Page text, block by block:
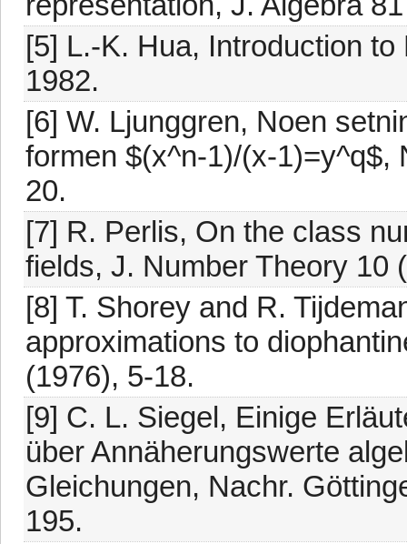
[5] L.-K. Hua, Introduction
1982.
[6] W. Ljunggren, Noen
formen $(x^n-1)/(x-1)=y^q$,
20.
[7] R. Perlis, On the class
fields, J. Number Theory 10
[8] T. Shorey and R.
approximations to
(1976), 5-18.
[9] C. L. Siegel, Einige
über Annäherungswerte
Gleichungen, Nachr.
195.